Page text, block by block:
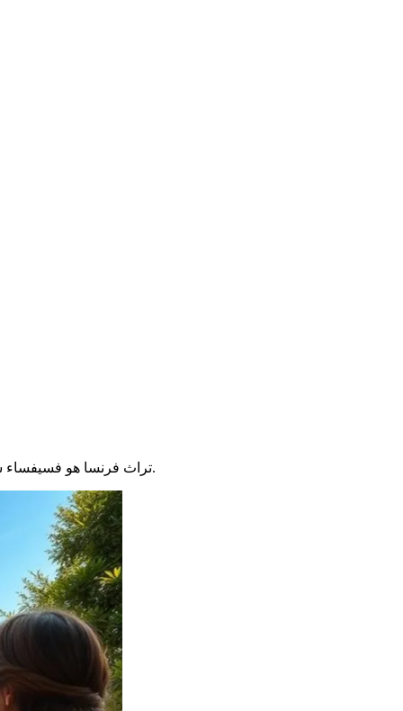
تراث فرنسا هوبأسره. لا يتعلق الأمر فقط بالمعالم القديمة، بل هو إرث حي يستمر في إلهام الحياة اليومية.